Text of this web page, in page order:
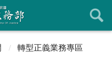
轉型正義業務專區